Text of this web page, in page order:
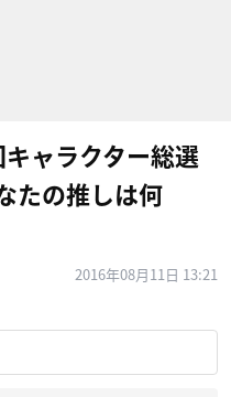
ャラクター総選
たの推しは何
2016年08月11日 13:21